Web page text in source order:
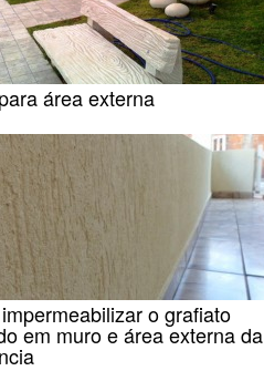
área externa
o grafiato
em muro e área externa da